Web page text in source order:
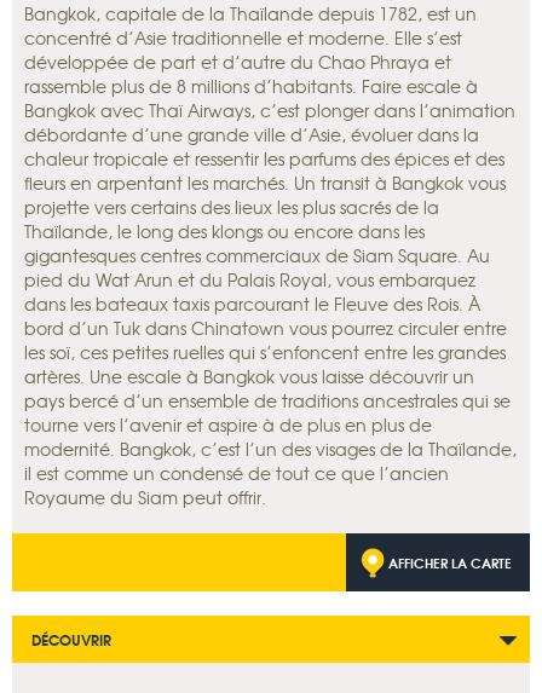
Bangkok, capitale de la Thaïlande depuis 1782, est un
concentré d’Asie traditionnelle et moderne. Elle s’est
développée de part et d’autre du Chao Phraya et
rassemble plus de 8 millions d’habitants. Faire escale à
Bangkok avec Thaï Airways, c’est plonger dans l’animation
débordante d’une grande ville d’Asie, évoluer dans la
chaleur tropicale et ressentir les parfums des épices et des
fleurs en arpentant les marchés. Un transit à Bangkok vous
projette vers certains des lieux les plus sacrés de la
Thaïlande, le long des klongs ou encore dans les
gigantesques centres commerciaux de Siam Square. Au
pied du Wat Arun et du Palais Royal, vous embarquez
dans les bateaux taxis parcourant le Fleuve des Rois. À
bord d’un Tuk dans Chinatown vous pourrez circuler entre
les soï, ces petites ruelles qui s’enfoncent entre les grandes
artères. Une escale à Bangkok vous laisse découvrir un
pays bercé d’un ensemble de traditions ancestrales qui se
tourne vers l’avenir et aspire à de plus en plus de
modernité. Bangkok, c’est l’un des visages de la Thaïlande,
il est comme un condensé de tout ce que l’ancien
Royaume du Siam peut offrir.
AFFICHER LA CARTE
DÉCOUVRIR